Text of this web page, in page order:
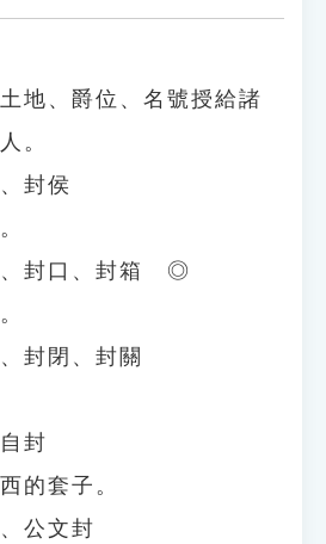
地、爵位、名號授給諸
。
封侯
、封口、封箱 ◎
封閉、封關
封
的套子。
公文封